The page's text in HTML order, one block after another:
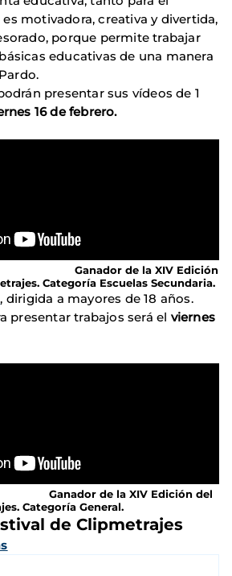
motivadora, creativa y divertida,
porque permite trabajar
educativas de una manera
presentar sus vídeos de 1
16 de febrero.
de la XIV Edición
Categoría Escuelas Secundaria.
, dirigida a mayores de 18 años.
presentar trabajos será el viernes
la XIV Edición del
Categoría General.
de Clipmetrajes